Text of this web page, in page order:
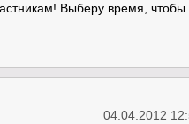
Выберу время, чтобы
04.04.2012